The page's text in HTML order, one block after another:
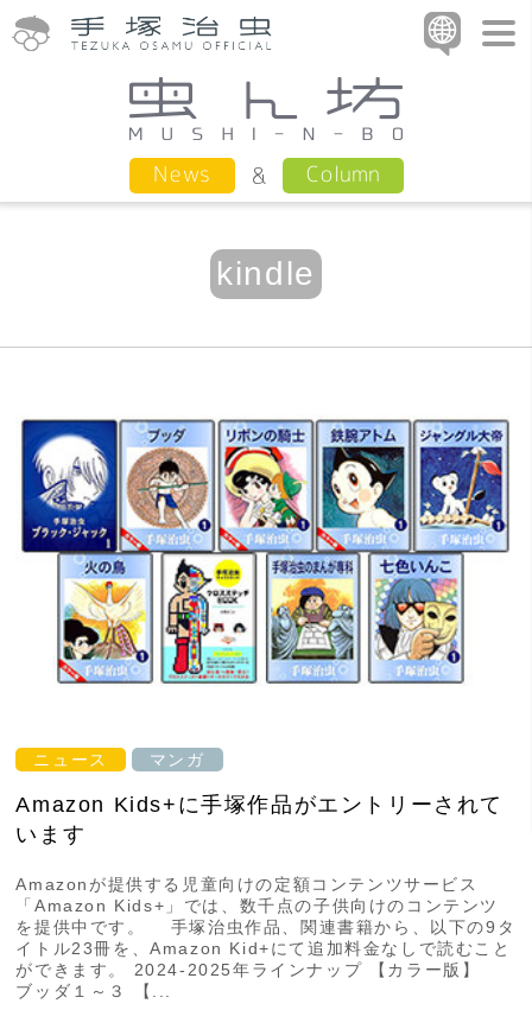
News Column
kindle
ニュース マンガ
Amazon Kids+に手塚作品がエントリーされて
います
Amazonが提供する児童向けの定額コンテンツサービス
「Amazon Kids+」では、数千点の子供向けのコンテンツ
を提供中です。 手塚治虫作品、関連書籍から、以下の9タ
イトル23冊を、Amazon Kid+にて追加料金なしで読むこと
ができます。 2024-2025年ラインナップ 【カラー版】
ブッダ１～３ 【...